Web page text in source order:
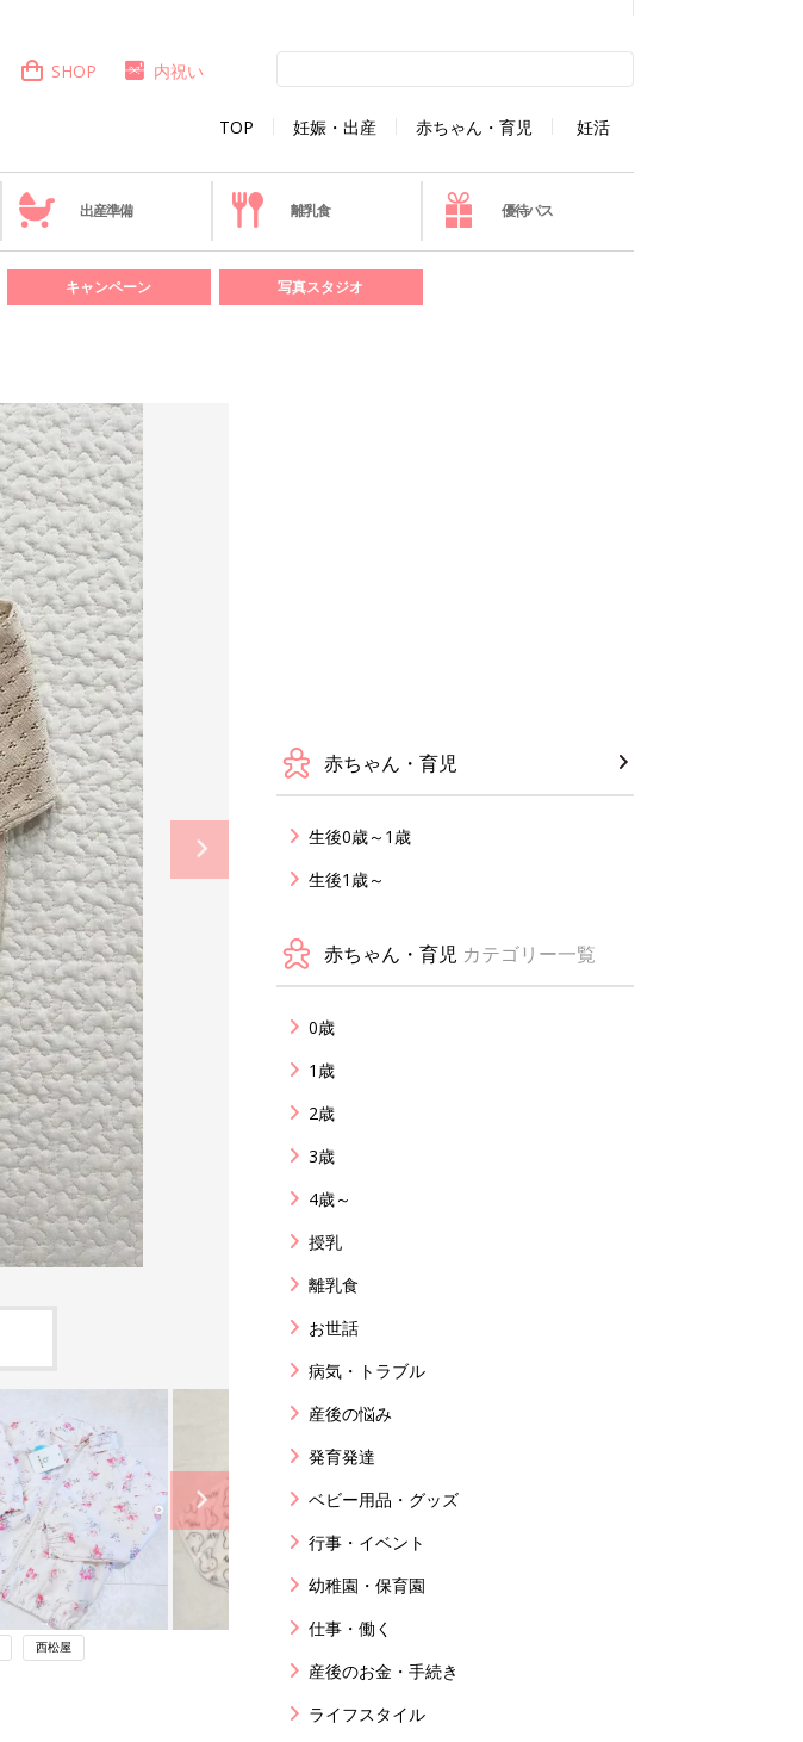
TOP 妊娠・出産 赤ちゃん・育児 妊活
SHOP 内祝い
出産準備 離乳食 優待パス
キャンペーン 写真スタジオ
西松屋
赤ちゃん・育児
生後0歳～1歳
生後1歳～
赤ちゃん・育児 カテゴリー一覧
0歳
1歳
2歳
3歳
4歳～
授乳
離乳食
お世話
病気・トラブル
産後の悩み
発育発達
ベビー用品・グッズ
行事・イベント
幼稚園・保育園
仕事・働く
産後のお金・手続き
ライフスタイル